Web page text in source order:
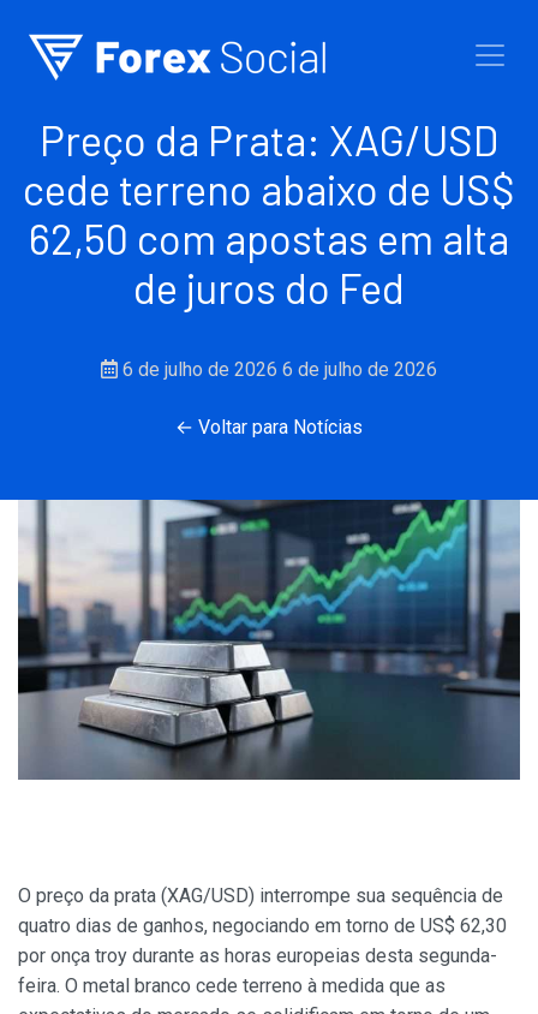
Preço da Prata: XAG/USD
cede terreno abaixo de US$
62,50 com apostas em alta
de juros do Fed
6 de julho de 2026 6 de julho de 2026
← Voltar para Notícias
O preço da prata (XAG/USD) interrompe sua sequência de
quatro dias de ganhos, negociando em torno de US$ 62,30
por onça troy durante as horas europeias desta segunda-
feira. O metal branco cede terreno à medida que as